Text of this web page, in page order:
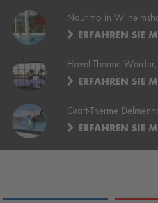
Nautimo in
ERFAHREN SIE
Havel-Therme
ERFAHREN SIE
Graft-Therme
ERFAHREN SIE